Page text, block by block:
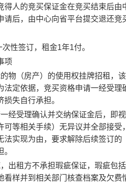
得人的竞买保证金在竞买结束后
请后，由中心向省平台提交退还竞
次性签订，租金1年1付。
项
物（房产）的使用权挂牌招租， 该
法定依据，竞买资格申请一经受
损失自行承担。
经受理确认并交纳保证金后，即
可等相关手续）无异议并全部接受
法实现为由，要求解除后续签订
。
出租方不承担瑕疵保证，瑕疵包
看样并到相关部门核查档案及欠费